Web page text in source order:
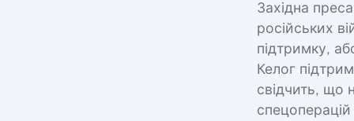
Західна
російських
підтримку,
Келог
свідчить, що